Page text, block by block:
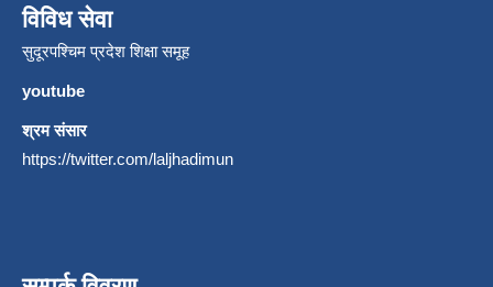
विविध सेवा
सुदूरपश्चिम प्रदेश शिक्षा समूह
youtube
श्रम संसार
https://twitter.com/laljhadimun